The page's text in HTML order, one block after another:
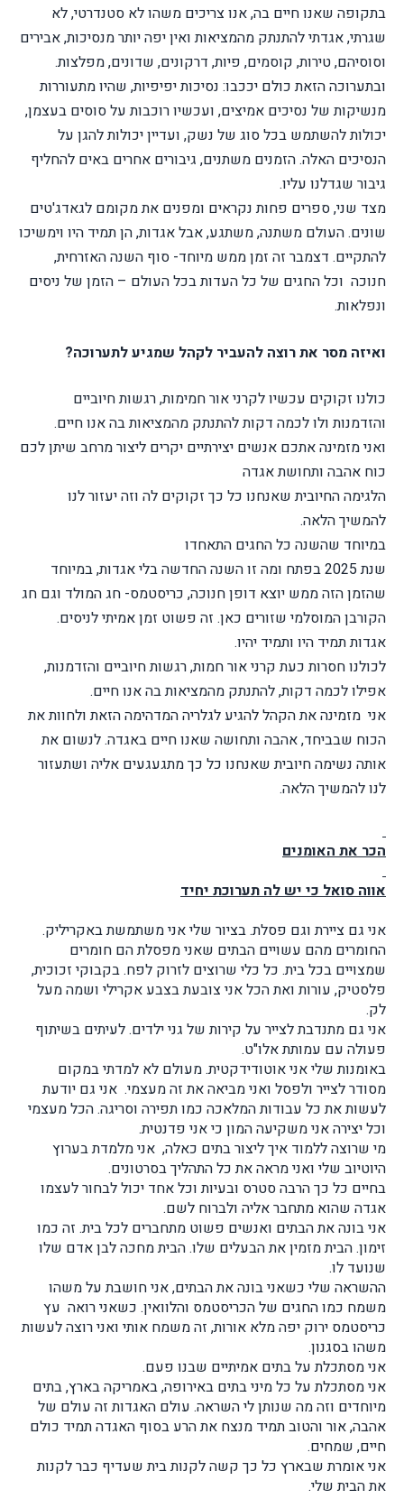
בתקופה שאנו חיים בה, אנו צריכים משהו לא סטנדרטי, לא
שגרתי, אגדתי להתנתק מהמציאות ואין יפה יותר מנסיכות, אבירים
וסוסיהם, טירות, קוסמים, פיות, דרקונים, שדונים, מפלצות.
ובתערוכה הזאת כולם יככבו: נסיכות יפיפיות, שהיו מתעוררות
מנשיקות של נסיכים אמיצים, ועכשיו רוכבות על סוסים בעצמן,
יכולות להשתמש בכל סוג של נשק, ועדיין יכולות להגן על
הנסיכים האלה. הזמנים משתנים, גיבורים אחרים באים להחליף
גיבור שגדלנו עליו.
מצד שני, ספרים פחות נקראים ומפנים את מקומם לגאדג'טים
שונים. העולם משתנה, משתגע, אבל אגדות, הן תמיד היו וימשיכו
להתקיים. דצמבר זה זמן ממש מיוחד- סוף השנה האזרחית,
חנוכה וכל החגים של כל העדות בכל העולם – הזמן של ניסים
ונפלאות.
ואיזה מסר את רוצה להעביר לקהל שמגיע לתערוכה?
כולנו זקוקים עכשיו לקרני אור חמימות, רגשות חיוביים
והזדמנות ולו לכמה דקות להתנתק מהמציאות בה אנו חיים.
ואני מזמינה אתכם אנשים יצירתיים יקרים ליצור מרחב שיתן לכם
כוח אהבה ותחושת אגדה
הלגימה החיובית שאנחנו כל כך זקוקים לה וזה יעזור לנו
להמשיך הלאה.
במיוחד שהשנה כל החגים התאחדו
שנת 2025 בפתח ומה זו השנה החדשה בלי אגדות, במיוחד
שהזמן הזה ממש יוצא דופן חנוכה, כריסטמס- חג המולד וגם חג
הקורבן המוסלמי שזורים כאן. זה פשוט זמן אמיתי לניסים.
אגדות תמיד היו ותמיד יהיו.
לכולנו חסרות כעת קרני אור חמות, רגשות חיוביים והזדמנות,
אפילו לכמה דקות, להתנתק מהמציאות בה אנו חיים.
אני מזמינה את הקהל להגיע לגלריה המדהימה הזאת ולחוות את
הכוח שבביחד, אהבה ותחושה שאנו חיים באגדה. לנשום את
אותה נשימה חיובית שאנחנו כל כך מתגעגעים אליה ושתעזור
לנו להמשיך הלאה.
הכר את האומנים
אווה סואל כי יש לה תערוכת יחיד
אני גם ציירת וגם פסלת. בציור שלי אני משתמשת באקריליק.
החומרים מהם עשויים הבתים שאני מפסלת הם חומרים
שמצויים בכל בית. כל כלי שרוצים לזרוק לפח. בקבוקי זכוכית,
פלסטיק, עורות ואת הכל אני צובעת בצבע אקרילי ושמה מעל
לק.
אני גם מתנדבת לצייר על קירות של גני ילדים. לעיתים בשיתוף
פעולה עם עמותת אלו"ט.
באומנות שלי אני אוטודידקטית. מעולם לא למדתי במקום
מסודר לצייר ולפסל ואני מביאה את זה מעצמי. אני גם יודעת
לעשות את כל עבודות המלאכה כמו תפירה וסריגה. הכל מעצמי
וכל יצירה אני משקיעה המון כי אני פדנטית.
מי שרוצה ללמוד איך ליצור בתים כאלה, אני מלמדת בערוץ
היוטיוב שלי ואני מראה את כל התהליך בסרטונים.
בחיים כל כך הרבה סטרס ובעיות וכל אחד יכול לבחור לעצמו
אגדה שהוא מתחבר אליה ולברוח לשם.
אני בונה את הבתים ואנשים פשוט מתחברים לכל בית. זה כמו
זימון. הבית מזמין את הבעלים שלו. הבית מחכה לבן אדם שלו
שנועד לו.
ההשראה שלי כשאני בונה את הבתים, אני חושבת על משהו
משמח כמו החגים של הכריסטמס והלוואין. כשאני רואה עץ
כריסטמס ירוק יפה מלא אורות, זה משמח אותי ואני רוצה לעשות
משהו בסגנון.
אני מסתכלת על בתים אמיתיים שבנו פעם.
אני מסתכלת על כל מיני בתים באירופה, באמריקה בארץ, בתים
מיוחדים וזה מה שנותן לי השראה. עולם האגדות זה עולם של
אהבה, אור והטוב תמיד מנצח את הרע בסוף האגדה תמיד כולם
חיים, שמחים.
אני אומרת שבארץ כל כך קשה לקנות בית שעדיף כבר לקנות
את הבית שלי.